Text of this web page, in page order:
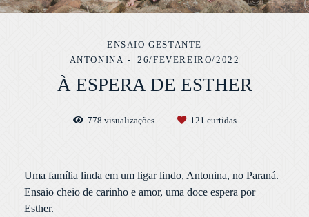
ENSAIO GESTANTE
ANTONINA
26/FEVEREIRO/2022
À ESPERA DE ESTHER
778 visualizações 121 curtidas
Uma família linda em um ligar lindo, Antonina, no Paraná.
Ensaio cheio de carinho e amor, uma doce espera por
Esther.